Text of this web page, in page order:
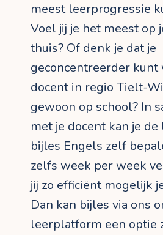
meest leerprogressie
Voel jij je het meest op
thuis? Of denk je dat je
geconcentreerder kunt
docent in regio Tielt-
gewoon op school? In
met je docent kan je de
bijles Engels zelf
zelfs week per week
jij zo efficiënt mogelijk
Dan kan bijles via ons
leerplatform een optie